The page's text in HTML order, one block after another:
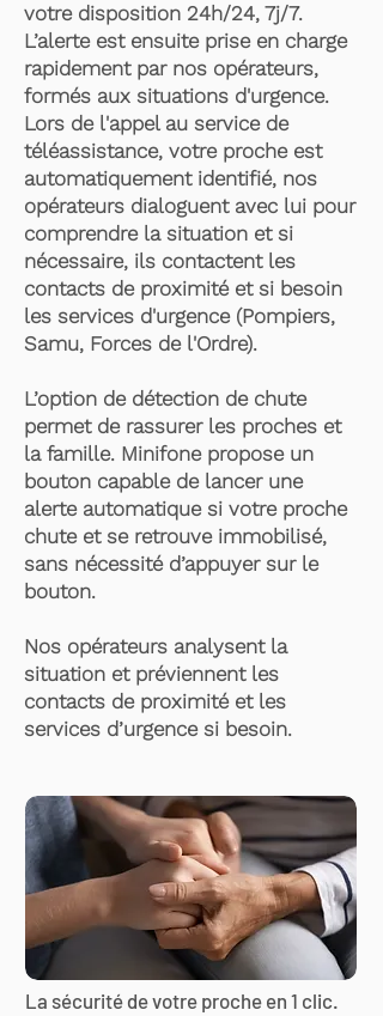
votre disposition 24h/24, 7j/7.
L’alerte est ensuite prise en charge
rapidement par nos opérateurs,
formés aux situations d'urgence.
Lors de l'appel au service de
téléassistance, votre proche est
automatiquement identifié, nos
opérateurs dialoguent avec lui pour
comprendre la situation et si
nécessaire, ils contactent les
contacts de proximité et si besoin
les services d'urgence (Pompiers,
Samu, Forces de l'Ordre).
L’option de détection de chute
permet de rassurer les proches et
la famille. Minifone propose un
bouton capable de lancer une
alerte automatique si votre proche
chute et se retrouve immobilisé,
sans nécessité d’appuyer sur le
bouton.
Nos opérateurs analysent la
situation et préviennent les
contacts de proximité et les
services d’urgence si besoin.
La sécurité de votre proche en 1 clic.